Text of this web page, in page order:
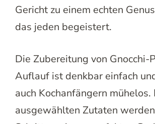
Gericht zu einem echten
das jeden begeistert.
Die Zubereitung von Gnocchi-
Auflauf ist denkbar einfach
auch Kochanfängern mühelos.
ausgewählten Zutaten